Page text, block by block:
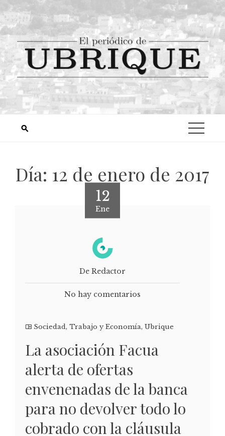
Día: 12 de enero de 2017
12
Ene
De Redactor
No hay comentarios
Sociedad, Trabajo y Economía, Ubrique
La asociación Facua
alerta de ofertas
envenenadas de la banca
para no devolver todo lo
cobrado con la cláusula